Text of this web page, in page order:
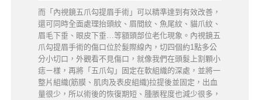
而「內視鏡五爪勾提眉手術」可以精準達到有效改善，
還可同時全面處理抬頭紋、眉間紋、魚尾紋、貓爪紋、
眉毛下垂、眼皮下垂…等額頭部位老化現象。內視鏡五
爪勾提眉手術的傷口位於髮際線內，切四個約1點多公
分小切口，外觀看不見傷口，就像我們在頭髮上割顆小
痣ㄧ樣，再將「五爪勾」固定在軟組織的深處，並將一
整片組織(筋膜、肌肉及表皮組織)拉提後並固定，出血
量很少，所以術後的恢復期短、腫脹程度也減少很多，